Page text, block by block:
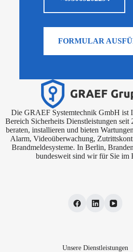
FORMULAR
Die GRAEF Systemtechnik GmbH ist
Bereich Sicherheits Dienstleistungen seit
beraten, installieren und bieten
Alarm, Videoüberwachung,
Brandmeldesysteme. In Berlin,
bundesweit sind wir für Sie im
Unsere Dienstleistungen